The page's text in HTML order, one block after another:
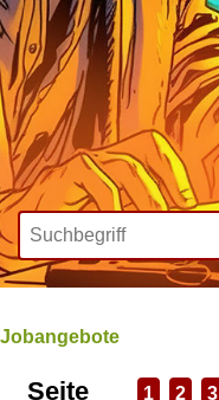
Wir bieten
Jobangebote
Seite 1 2 3